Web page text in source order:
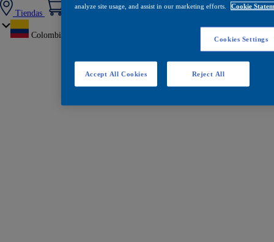
Tiendas
Colombia
analyze site usage, and assist in our marketing efforts.
Cookie
Cookies Settings
Reject All
Accept All Cookies